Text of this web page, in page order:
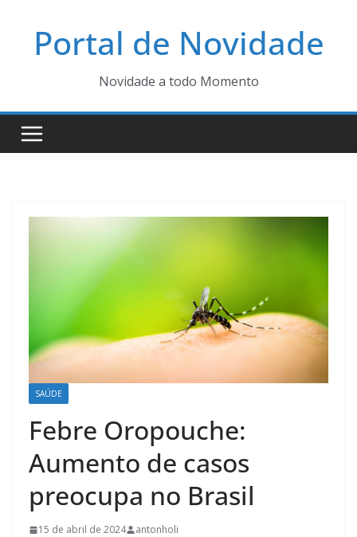
Portal de Novidade
Novidade a todo Momento
SAÚDE
Febre Oropouche:
Aumento de casos
preocupa no Brasil
15 de abril de 2024 antonholi